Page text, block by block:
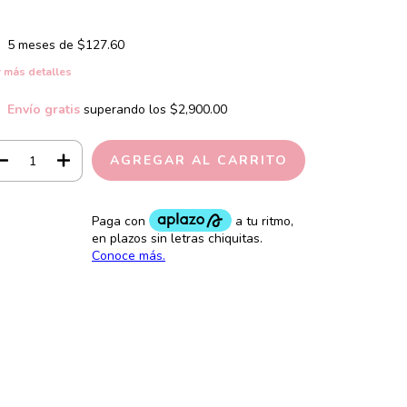
5 meses de $127.60
más detalles
Envío gratis superando los $2,900.00